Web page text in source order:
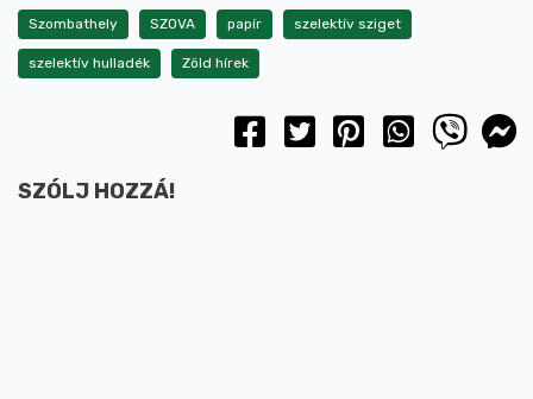
Szombathely SZOVA papír szelektív sziget
szelektív hulladék Zöld hírek
SZÓLJ HOZZÁ!